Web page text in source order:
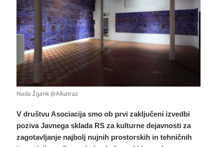
Nada Žgank @Alkatraz
V društvu Asociacija smo ob prvi zaključeni izvedbi
poziva Javnega sklada RS za kulturne dejavnosti za
zagotavljanje najbolj nujnih prostorskih in tehničnih